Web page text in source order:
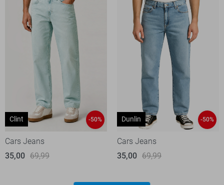
Clint -50%
Cars Jeans
35,00 69,99
Dunlin -50%
Cars Jeans
35,00 69,99